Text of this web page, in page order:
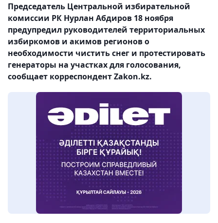
Председатель Центральной избирательной
комиссии РК Нурлан Абдиров 18 ноября
предупредил руководителей территориальных
избиркомов и акимов регионов о
необходимости чистить снег и протестировать
генераторы на участках для голосования,
сообщает корреспондент Zakon.kz.